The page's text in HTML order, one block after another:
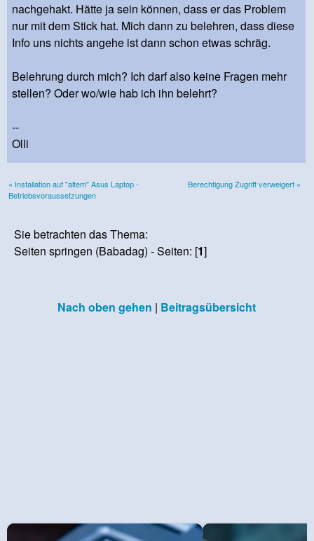
nachgehakt. Hätte ja sein können, dass er das Problem
nur mit dem Stick hat. Mich dann zu belehren, dass diese
Info uns nichts angehe ist dann schon etwas schräg.
Belehrung durch mich? Ich darf also keine Fragen mehr
stellen? Oder wo/wie hab ich ihn belehrt?
--
Olli
« Installation auf "altem" Asus Laptop -
Betriebsvoraussetzungen
Berechtigung Zugriff verweigert »
Sie betrachten das Thema:
Seiten springen (Babadag) - Seiten: [1]
Nach oben gehen | Beitragsübersicht